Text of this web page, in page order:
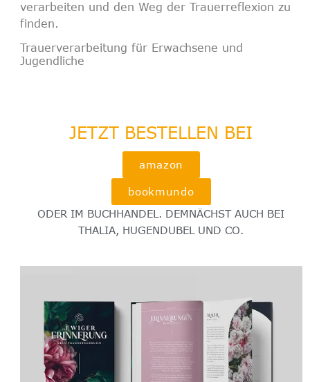
verarbeiten und den Weg der Trauerreflexion zu
finden.
Trauerverarbeitung für Erwachsene und
Jugendliche
JETZT BESTELLEN BEI
amazon
bookmundo
ODER IM BUCHHANDEL. DEMNÄCHST AUCH BEI
THALIA, HUGENDUBEL UND CO.